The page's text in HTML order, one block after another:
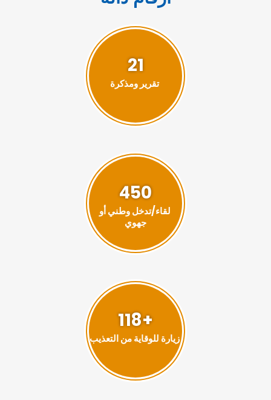
21
تقرير ومذكرة
450
لقاء/تدخل وطني أو
جهوي
+118
زيارة للوقاية من التعذيب